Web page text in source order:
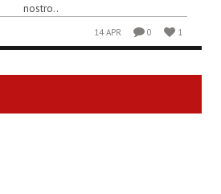
nostro..
14 APR 0 1